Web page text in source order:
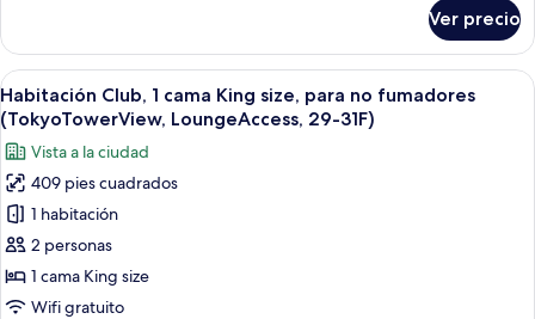
fumadores
(3-
18F,
Tokyo
Tower
View)
estándar
con
2
camas
individuales,
para
no
fumadores
(3-
18F,
Tower
View)
Ver precio
Abrir
todas
las
fotos
de
Habitación
Club,
1
cama
Una habitación de hotel moderna
37
Habitación Club, 1 cama King size, para no fumadores
(TokyoTowerView, LoungeAccess, 29-31F)
Vista a la ciudad
409 pies cuadrados
1 habitación
2 personas
1 cama King size
Wifi gratuito